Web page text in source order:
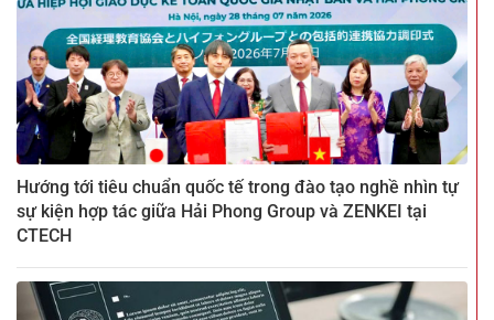
Hướng tới tiêu chuẩn quốc tế trong đào tạo nghề nhìn tự
sự kiện hợp tác giữa Hải Phong Group và ZENKEI tại
CTECH